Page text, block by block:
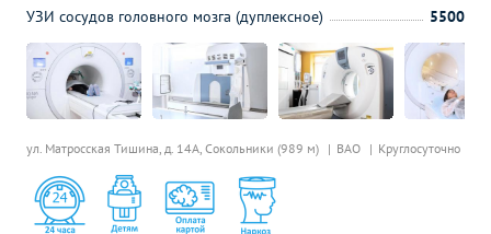
ул. Матросская Тишина, д. 14А, Сокольники (989 м) ВАО Круглосуточно
УЗИ сосудов головного мозга (дуплексное)
5500